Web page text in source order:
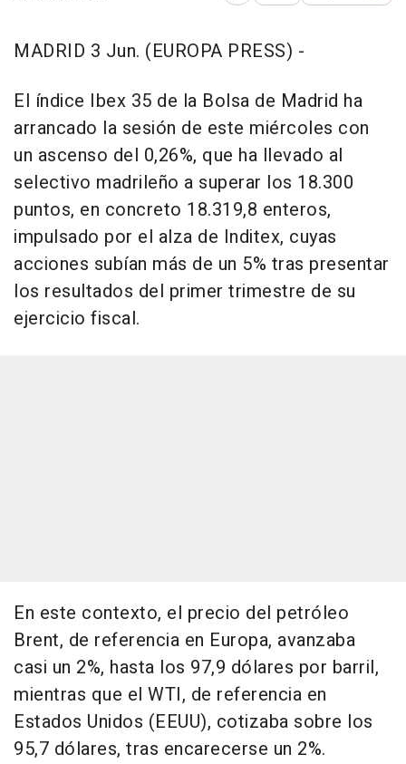
MADRID 3 Jun. (EUROPA PRESS) -
El índice Ibex 35 de la Bolsa de Madrid ha
arrancado la sesión de este miércoles con
un ascenso del 0,26%, que ha llevado al
selectivo madrileño a superar los 18.300
puntos, en concreto 18.319,8 enteros,
impulsado por el alza de Inditex, cuyas
acciones subían más de un 5% tras presentar
los resultados del primer trimestre de su
ejercicio fiscal.
En este contexto, el precio del petróleo
Brent, de referencia en Europa, avanzaba
casi un 2%, hasta los 97,9 dólares por barril,
mientras que el WTI, de referencia en
Estados Unidos (EEUU), cotizaba sobre los
95,7 dólares, tras encarecerse un 2%.